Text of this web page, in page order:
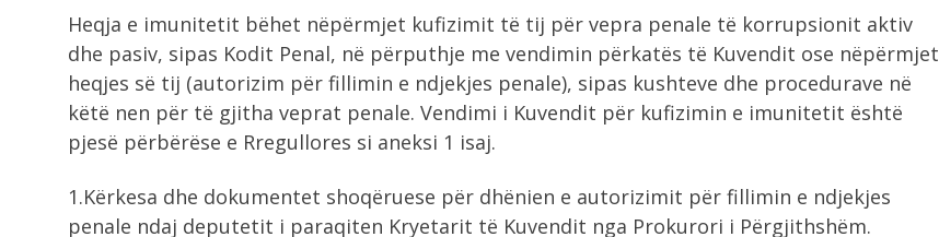
Heqja e imunitetit bëhet nëpërmjet kufizimit të tij për vepra penale të korrupsionit aktiv
dhe pasiv, sipas Kodit Penal, në përputhje me vendimin përkatës të Kuvendit ose nëpërmjet
heqjes së tij (autorizim për fillimin e ndjekjes penale), sipas kushteve dhe procedurave në
këtë nen për të gjitha veprat penale. Vendimi i Kuvendit për kufizimin e imunitetit është
pjesë përbërëse e Rregullores si aneksi 1 isaj.
1.Kërkesa dhe dokumentet shoqëruese për dhënien e autorizimit për fillimin e ndjekjes
penale ndaj deputetit i paraqiten Kryetarit të Kuvendit nga Prokurori i Përgjithshëm.